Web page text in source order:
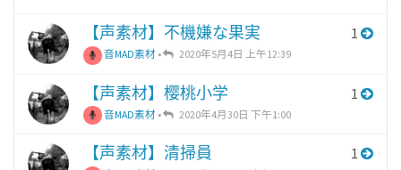
【声素材】不機嫌な果実
音MAD素材 • 2020年5月4日 上午12:39
1
【声素材】樱桃小学
音MAD素材 • 2020年4月30日 下午1:00
1
【声素材】清掃員 1